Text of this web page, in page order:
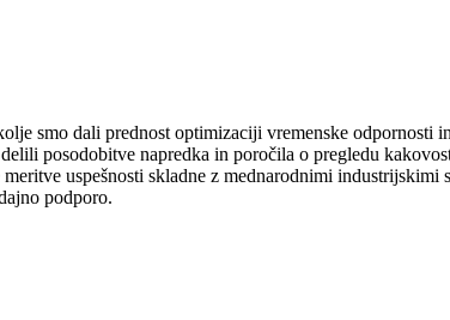
smo dali prednost optimizaciji vremenske
posodobitve napredka in poročila o pregledu
uspešnosti skladne z mednarodnimi
podporo.